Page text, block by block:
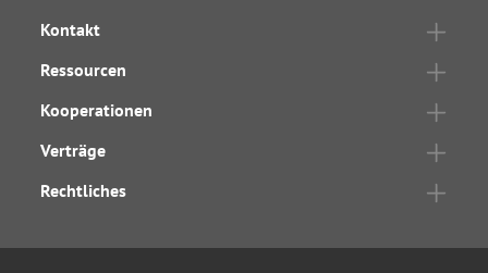
Kontakt
Ressourcen
Kooperationen
Verträge
Rechtliches